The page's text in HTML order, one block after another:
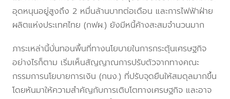
อุดหนุนอยู่สูงถึง 2 หมื่นล้านบาทต่อเดือน และการไฟฟ้าฝ่าย
ผลิตแห่งประเทศไทย (กฟผ.) ยังมีหนี้ค้างสะสมจำนวนมาก
ภาระเหล่านี้บั่นทอนพื้นที่ทางนโยบายในการกระตุ้นเศรษฐกิจ
อย่างไรก็ตาม เริ่มเห็นสัญญาณการปรับตัวจากทางคณะ
กรรมการนโยบายการเงิน (กนง.) ที่ปรับจุดยืนให้สมดุลมากขึ้น
โดยหันมาให้ความสำคัญกับการเติบโตทางเศรษฐกิจ และอาจ